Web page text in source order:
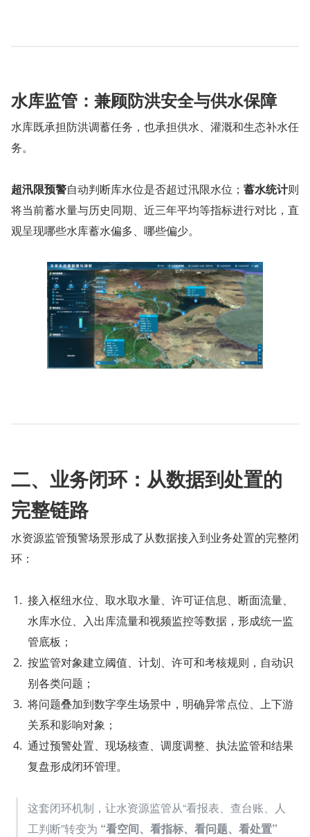
水库监管：兼顾防洪安全与供水保障
水库既承担防洪调蓄任务，也承担供水、灌溉和生态补水任
务。
超汛限预警自动判断库水位是否超过汛限水位； 蓄水统计则
将当前蓄水量与历史同期、近三年平均等指标进行对比，直
观呈现哪些水库蓄水偏多、哪些偏少。
二、业务闭环：从数据到处置的
完整链路
水资源监管预警场景形成了从数据接入到业务处置的完整闭
环：
接入枢纽水位、取水取水量、许可证信息、断面流量、
水库水位、入出库流量和视频监控等数据，形成统一监
管底板；
按监管对象建立阈值、计划、许可和考核规则，自动识
别各类问题；
将问题叠加到数字孪生场景中，明确异常点位、上下游
关系和影响对象；
通过预警处置、现场核查、调度调整、执法监管和结果
复盘形成闭环管理。
这套闭环机制，让水资源监管从“看报表、查台账、人
工判断”转变为 “看空间、看指标、看问题、看处置”